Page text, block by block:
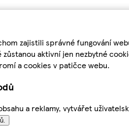
zajistili správné fungování
aktivní jen nezbytné
a cookies v patičce webu.
a reklamy, vytvářet